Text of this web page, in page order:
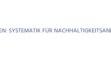
SYSTEMATIK FÜR